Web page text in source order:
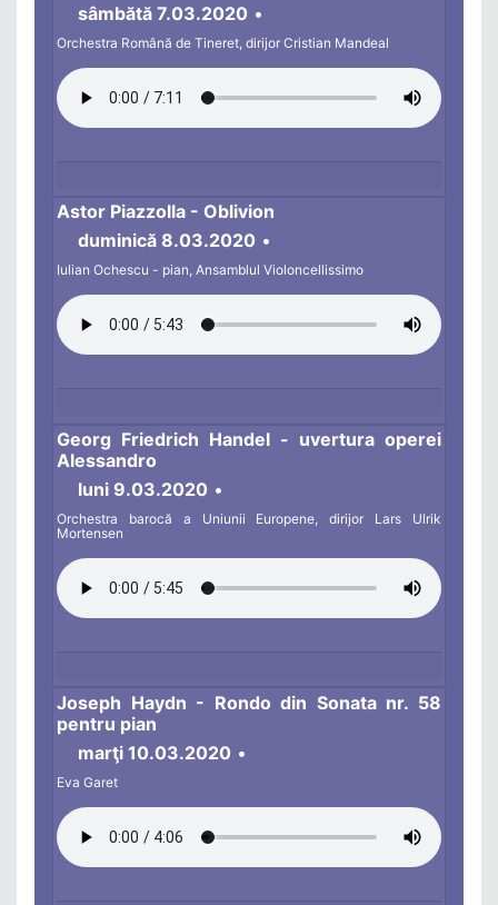
sâmbătă 7.03.2020 •
Orchestra Română de Tineret, dirijor Cristian Mandeal
Astor Piazzolla - Oblivion
duminică 8.03.2020 •
Iulian Ochescu - pian, Ansamblul Violoncellissimo
Georg Friedrich Handel - uvertura operei
Alessandro
luni 9.03.2020 •
Orchestra barocă a Uniunii Europene, dirijor Lars Ulrik
Mortensen
Joseph Haydn - Rondo din Sonata nr. 58
pentru pian
marţi 10.03.2020 •
Eva Garet